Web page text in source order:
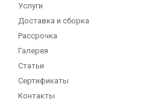
Услуги
Доставка и сборка
Рассрочка
Галерея
Статьи
Сертификаты
Контакты